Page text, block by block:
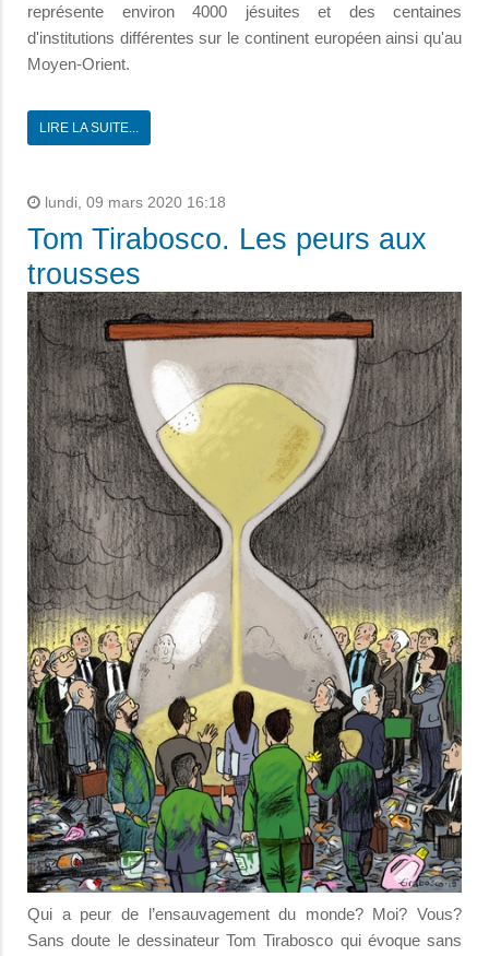
représente environ 4000 jésuites et des centaines
d'institutions différentes sur le continent européen ainsi qu'au
Moyen-Orient.
LIRE LA SUITE...
lundi, 09 mars 2020 16:18
Tom Tirabosco. Les peurs aux
trousses
Qui a peur de l’ensauvagement du monde? Moi? Vous?
Sans doute le dessinateur Tom Tirabosco qui évoque sans